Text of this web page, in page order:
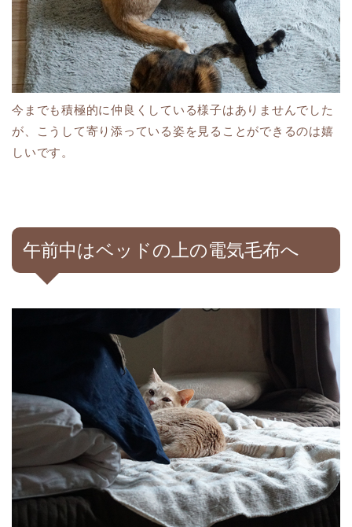
今までも積極的に仲良くしている様子はありませんでした
が、こうして寄り添っている姿を見ることができるのは嬉
しいです。
午前中はベッドの上の電気毛布へ